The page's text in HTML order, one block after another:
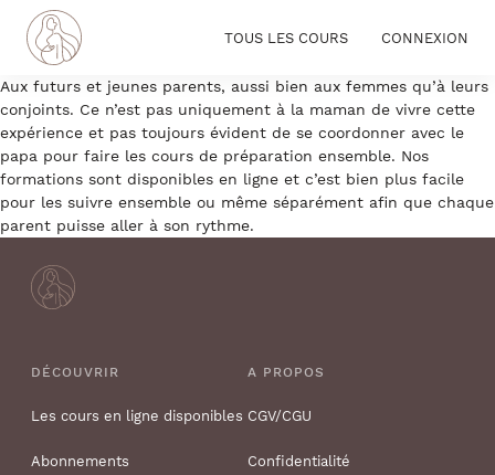
TOUS LES COURS CONNEXION
Aux futurs et jeunes parents, aussi bien aux femmes qu’à leurs
conjoints. Ce n’est pas uniquement à la maman de vivre cette
expérience et pas toujours évident de se coordonner avec le
papa pour faire les cours de préparation ensemble. Nos
formations sont disponibles en ligne et c’est bien plus facile
pour les suivre ensemble ou même séparément afin que chaque
parent puisse aller à son rythme.
DÉCOUVRIR
Les cours en ligne disponibles
Abonnements
A PROPOS
CGV/CGU
Confidentialité